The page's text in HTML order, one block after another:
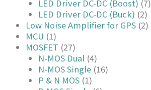
LED Driver DC-DC (Boost) (7)
LED Driver DC-DC (Buck) (2)
Low Noise Amplifier for GPS (2)
MCU (1)
MOSFET (27)
N-MOS Dual (4)
N-MOS Single (16)
P & N MOS (1)